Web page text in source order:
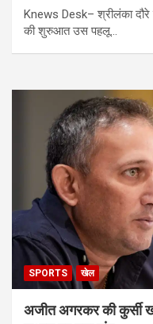
Knews Desk– श्रीलंका दौरे
की शुरुआत उस पहलू…
SPORTS खेल
अजीत अगरकर की कुर्सी